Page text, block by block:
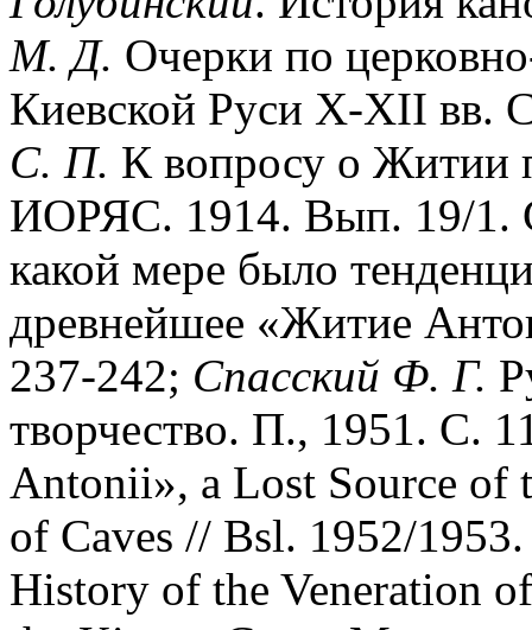
М. Д. Очерки по
Киевской Руси Х-ХII вв.
С. П. К вопросу о Житии
ИОРЯС. 1914. Вып. 19/1.
какой мере было
древнейшее «Житие
237-242; Спасский Ф. Г.
творчество. П., 1951. С.
Antonii», a Lost Source of
of Caves // Bsl. 1952/
History of the Veneration